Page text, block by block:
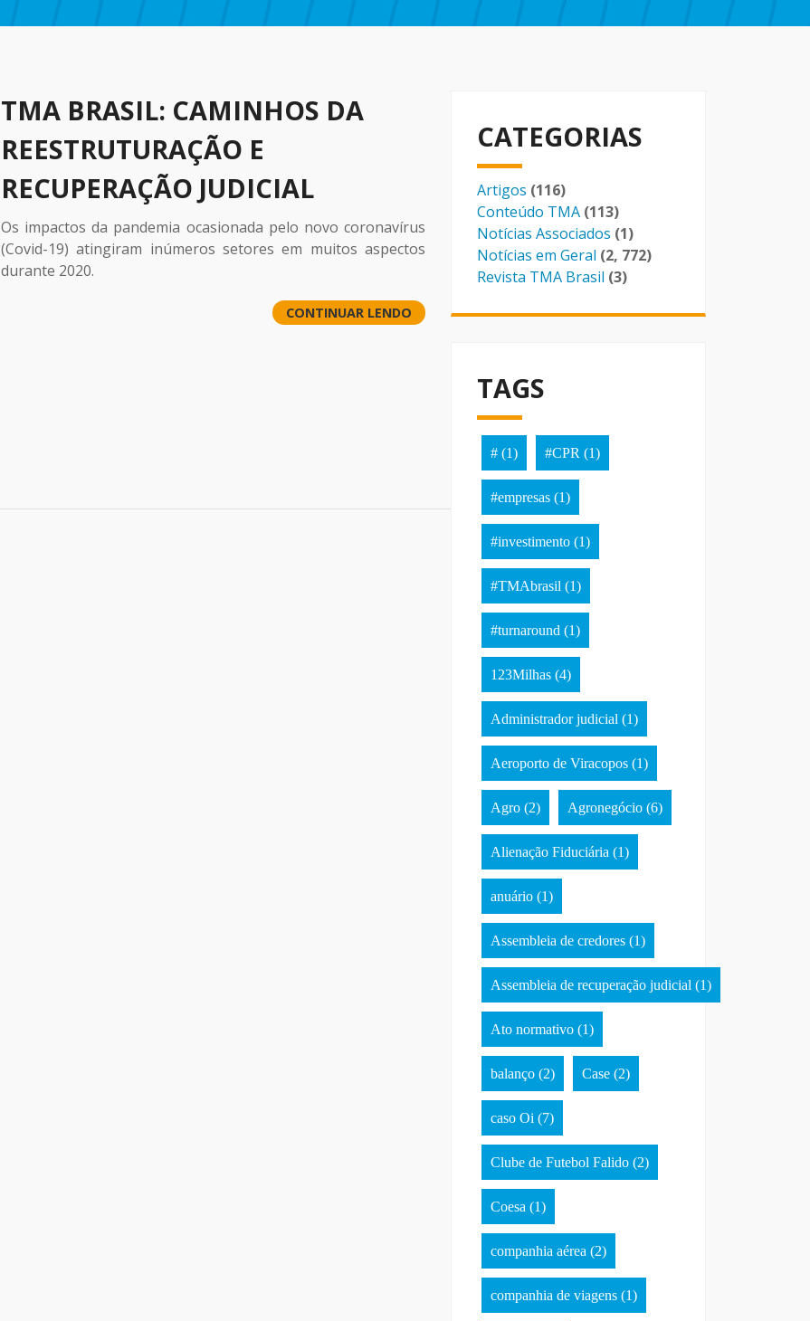
TMA BRASIL: CAMINHOS DA
REESTRUTURAÇÃO E
RECUPERAÇÃO JUDICIAL
Os impactos da pandemia ocasionada pelo novo coronavírus
(Covid-19) atingiram inúmeros setores em muitos aspectos
durante 2020.
CONTINUAR LENDO
CATEGORIAS
Artigos (116)
Conteúdo TMA (113)
Notícias Associados (1)
Notícias em Geral (2, 772)
Revista TMA Brasil (3)
TAGS
# (1) #CPR (1)
#empresas (1)
#investimento (1)
#TMAbrasil (1)
#turnaround (1)
123Milhas (4)
Administrador judicial (1)
Aeroporto de Viracopos (1)
Agro (2) Agronegócio (6)
Alienação Fiduciária (1)
anuário (1)
Assembleia de credores (1)
Assembleia de recuperação judicial (1)
Ato normativo (1)
balanço (2) Case (2)
caso Oi (7)
Clube de Futebol Falido (2)
Coesa (1)
companhia aérea (2)
companhia de viagens (1)